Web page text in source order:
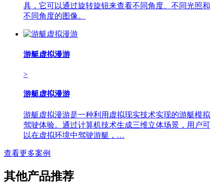
具，它可以通过旋转旋钮来查看不同角度、不同光照和
不同角度的图像。
游艇虚拟漫游
>
游艇虚拟漫游
游艇虚拟漫游是一种利用虚拟现实技术实现的游艇模拟
驾驶体验。通过计算机技术生成三维立体场景，用户可
以在虚拟环境中驾驶游艇，…
查看更多案例
其他产品推荐